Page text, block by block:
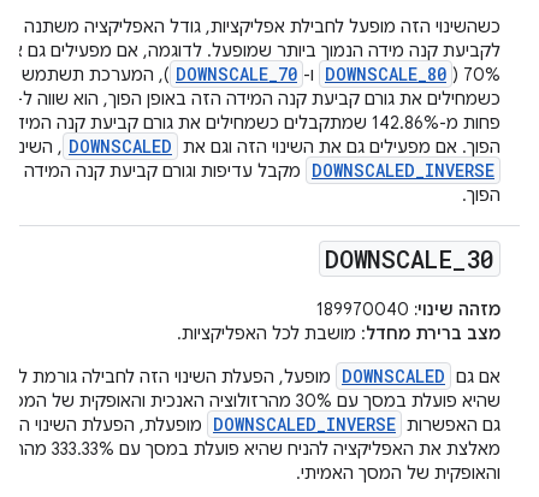
כשהשינוי הזה מופעל לחבילת אפליקציות, גודל האפליקציה משתנה
70% (
DOWNSCALE_80 ו- DOWNSCALE_70
הפוך. אם מפעילים גם את השינוי הזה וגם את DOWNSCALED , השינוי
DOWNSCALED_INVERSE
מקבל עדיפות וגורם קביעת קנה המידה
הפוך.
DOWNSCALE 30
מזהה שינוי:
מצב ברירת מחדל: מושבת לכל האפליקציות.
אם גם DOWNSCALED
מופעל, הפעלת השינוי הזה לחבילה גורמת
שהיא פועלת במסך עם 30% מהרזולוציה האנכית והאופקית
גם האפשרות DOWNSCALED_INVERSE
מופעלת, הפעלת השינוי
מאלצת את האפליקציה
והאופקית של המסך האמיתי.